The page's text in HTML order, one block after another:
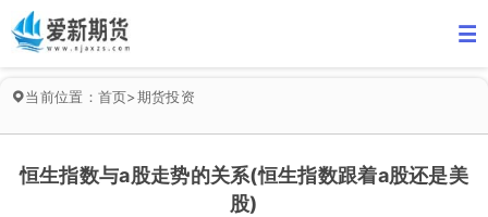
当前位置： 首页>期货投资
恒生指数与a股走势的关系(恒生指数跟着a股还是美
股)